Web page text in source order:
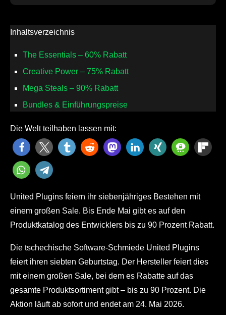
Inhaltsverzeichnis
The Essentials – 60% Rabatt
Creative Power – 75% Rabatt
Mega Steals – 90% Rabatt
Bundles & Einführungspreise
Die Welt teilhaben lassen mit:
United Plugins feiern ihr siebenjähriges Bestehen mit
einem großen Sale. Bis Ende Mai gibt es auf den
Produktkatalog des Entwicklers bis zu 90 Prozent Rabatt.
Die tschechische Software-Schmiede United Plugins
feiert ihren siebten Geburtstag. Der Hersteller feiert dies
mit einem großen Sale, bei dem es Rabatte auf das
gesamte Produktsortiment gibt – bis zu 90 Prozent. Die
Aktion läuft ab sofort und endet am 24. Mai 2026.